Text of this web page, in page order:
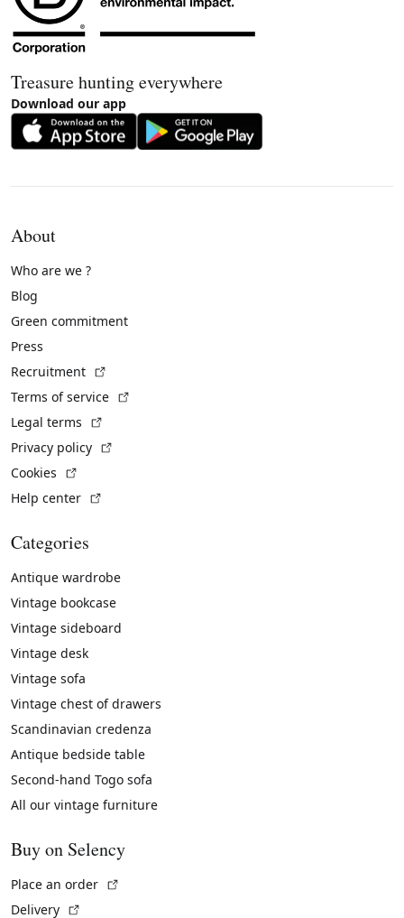
Treasure hunting everywhere
Download our app
About
Who are we ?
Blog
Green commitment
Press
Recruitment
Terms of service
Legal terms
Privacy policy
Cookies
Help center
Categories
Antique wardrobe
Vintage bookcase
Vintage sideboard
Vintage desk
Vintage sofa
Vintage chest of drawers
Scandinavian credenza
Antique bedside table
Second-hand Togo sofa
All our vintage furniture
Buy on Selency
Place an order
Delivery